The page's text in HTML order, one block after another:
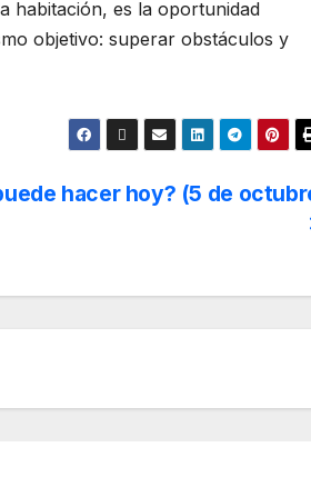
habitación, es la oportunidad
objetivo: superar obstáculos y
hacer hoy? (5 de